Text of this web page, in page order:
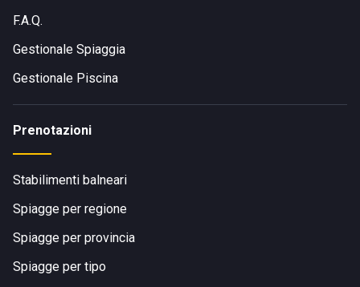
F.A.Q.
Gestionale Spiaggia
Gestionale Piscina
Prenotazioni
Stabilimenti balneari
Spiagge per regione
Spiagge per provincia
Spiagge per tipo